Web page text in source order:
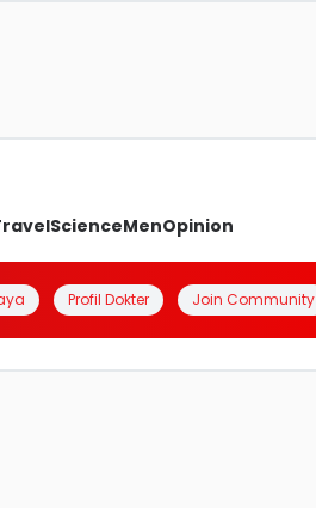
ScienceMenOpinion
Profil Dokter Join Community